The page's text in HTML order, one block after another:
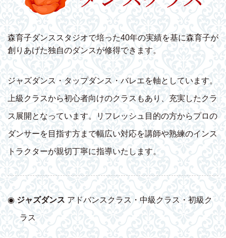
森育子ダンススタジオで培った40年の実績を基に森育子が
創りあげた独自のダンスが修得できます。
ジャズダンス・タップダンス・バレエを軸としています。
上級クラスから初心者向けのクラスもあり、充実したクラ
ス展開となっています。リフレッシュ目的の方からプロの
ダンサーを目指す方まで幅広い対応を講師や熟練のインス
トラクターが親切丁寧に指導いたします。
◉ジャズダンス アドバンスクラス・中級クラス・初級ク
ラス